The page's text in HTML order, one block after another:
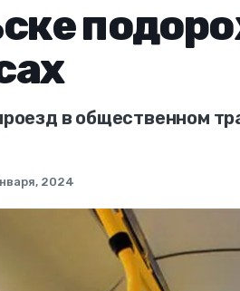
в общественном
2024